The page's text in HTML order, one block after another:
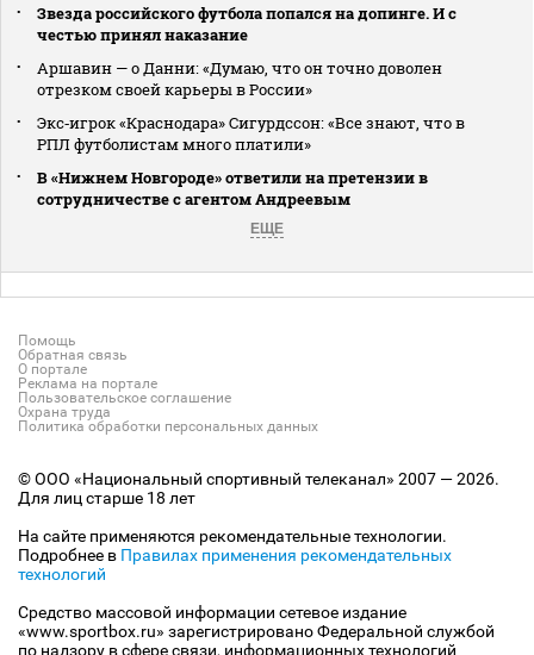
Звезда российского футбола попался на допинге. И с
честью принял наказание
Аршавин — о Данни: «Думаю, что он точно доволен
отрезком своей карьеры в России»
Экс‑игрок «Краснодара» Сигурдссон: «Все знают, что в
РПЛ футболистам много платили»
В «Нижнем Новгороде» ответили на претензии в
сотрудничестве с агентом Андреевым
ЕЩЕ
Помощь
Обратная связь
О портале
Реклама на портале
Пользовательское соглашение
Охрана труда
Политика обработки персональных данных
© ООО «Национальный спортивный телеканал» 2007 — 2026.
Для лиц старше 18 лет
На сайте применяются рекомендательные технологии.
Подробнее в Правилах применения рекомендательных
технологий
Средство массовой информации сетевое издание
«www.sportbox.ru» зарегистрировано Федеральной службой
по надзору в сфере связи, информационных технологий